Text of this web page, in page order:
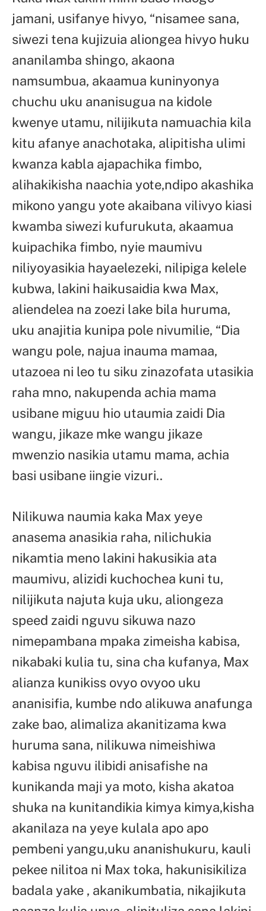
jamani, usifanye hivyo, “nisamee sana,
siwezi tena kujizuia aliongea hivyo huku
ananilamba shingo, akaona
namsumbua, akaamua kuninyonya
chuchu uku ananisugua na kidole
kwenye utamu, nilijikuta namuachia kila
kitu afanye anachotaka, alipitisha ulimi
kwanza kabla ajapachika fimbo,
alihakikisha naachia yote,ndipo akashika
mikono yangu yote akaibana vilivyo kiasi
kwamba siwezi kufurukuta, akaamua
kuipachika fimbo, nyie maumivu
niliyoyasikia hayaelezeki, nilipiga kelele
kubwa, lakini haikusaidia kwa Max,
aliendelea na zoezi lake bila huruma,
uku anajitia kunipa pole nivumilie, “Dia
wangu pole, najua inauma mamaa,
utazoea ni leo tu siku zinazofata utasikia
raha mno, nakupenda achia mama
usibane miguu hio utaumia zaidi Dia
wangu, jikaze mke wangu jikaze
mwenzio nasikia utamu mama, achia
basi usibane iingie vizuri..
Nilikuwa naumia kaka Max yeye
anasema anasikia raha, nilichukia
nikamtia meno lakini hakusikia ata
maumivu, alizidi kuchochea kuni tu,
nilijikuta najuta kuja uku, aliongeza
speed zaidi nguvu sikuwa nazo
nimepambana mpaka zimeisha kabisa,
nikabaki kulia tu, sina cha kufanya, Max
alianza kunikiss ovyo ovyoo uku
ananisifia, kumbe ndo alikuwa anafunga
zake bao, alimaliza akanitizama kwa
huruma sana, nilikuwa nimeishiwa
kabisa nguvu ilibidi anisafishe na
kunikanda maji ya moto, kisha akatoa
shuka na kunitandikia kimya kimya,kisha
akanilaza na yeye kulala apo apo
pembeni yangu,uku ananishukuru, kauli
pekee nilitoa ni Max toka, hakunisikiliza
badala yake , akanikumbatia, nikajikuta